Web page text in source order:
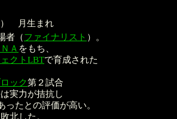
） 月生まれ
者（ファイナリスト ）。
Ａ をもち、
クトLBTで育成された
ック第２試合
実力が拮抗し
ったとの評価が高い。
北した。